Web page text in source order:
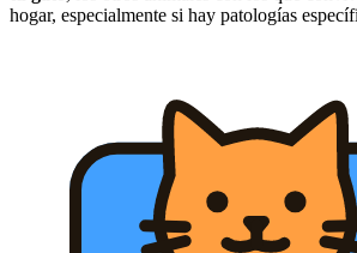
hogar, especialmente si hay patologías